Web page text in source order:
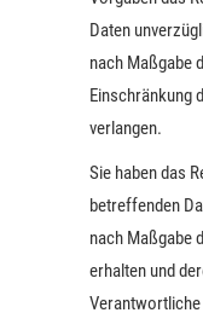
Daten
nach Maßgabe
Einschränkung
verlangen.
Sie haben das
betreffenden
nach Maßgabe
erhalten und